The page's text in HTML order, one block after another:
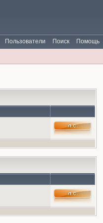
Помощь
Поиск
Пользователи